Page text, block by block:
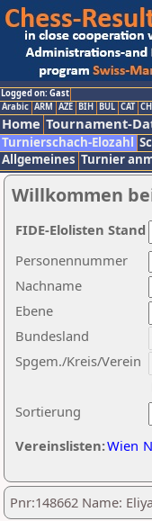
Logged on: Gast
Arabic ARM AZE BIH BUL CAT
Home Tournament-
Turnierschach-Elozahl
Allgemeines Turnier
Willkommen
Nachname
Ebene
Sortierung
Personennummer
Bundesland
Spgem./Kreis/Verein
Vereinslisten:Wien
FIDE-Elolisten Stand
Pnr:148662 Name: